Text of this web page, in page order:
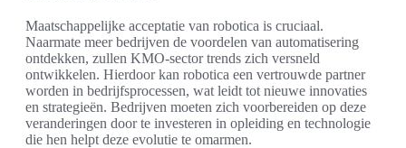
Maatschappelijke acceptatie van robotica is cruciaal.
Naarmate meer bedrijven de voordelen van automatisering
ontdekken, zullen KMO-sector trends zich versneld
ontwikkelen. Hierdoor kan robotica een vertrouwde partner
worden in bedrijfsprocessen, wat leidt tot nieuwe innovaties
en strategieën. Bedrijven moeten zich voorbereiden op deze
veranderingen door te investeren in opleiding en technologie
die hen helpt deze evolutie te omarmen.